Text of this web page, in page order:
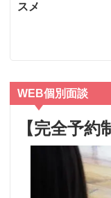
スメ
WEB個別面談
【完全予